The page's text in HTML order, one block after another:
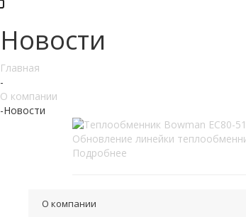
Новости
Главная
-
О компании
-Новости
Обновление линейки
Подробнее
О компании